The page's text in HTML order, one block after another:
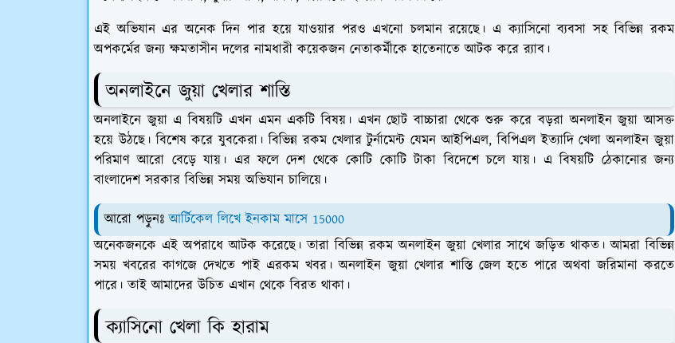
এই অভিযান এর অনেক দিন পার হয়ে যাওয়ার পরও এখনো চলমান রয়েছে। এ ক্যাসিনো ব্যবসা সহ বিভিন্ন রকম
অপকর্মের জন্য ক্ষমতাসীন দলের নামধারী কয়েকজন নেতাকর্মীকে হাতেনাতে আটক করে র‍্যাব।
অনলাইনে জুয়া খেলার শাস্তি
অনলাইনে জুয়া এ বিষয়টি এখন এমন একটি বিষয়। এখন ছোট বাচ্চারা থেকে শুরু করে বড়রা অনলাইন জুয়া আসক্ত
হয়ে উঠছে। বিশেষ করে যুবকেরা। বিভিন্ন রকম খেলার টুর্নামেন্ট যেমন আইপিএল, বিপিএল ইত্যাদি খেলা অনলাইন জুয়া
পরিমাণ আরো বেড়ে যায়। এর ফলে দেশ থেকে কোটি কোটি টাকা বিদেশে চলে যায়। এ বিষয়টি ঠেকানোর জন্য
বাংলাদেশ সরকার বিভিন্ন সময় অভিযান চালিয়ে।
আরো পড়ুনঃআর্টিকেল লিখে ইনকাম মাসে 15000
অনেকজনকে এই অপরাধে আটক করেছে। তারা বিভিন্ন রকম অনলাইন জুয়া খেলার সাথে জড়িত থাকত। আমরা বিভিন্ন
সময় খবরের কাগজে দেখতে পাই এরকম খবর। অনলাইন জুয়া খেলার শাস্তি জেল হতে পারে অথবা জরিমানা করতে
পারে। তাই আমাদের উচিত এখান থেকে বিরত থাকা।
ক্যাসিনো খেলা কি হারাম